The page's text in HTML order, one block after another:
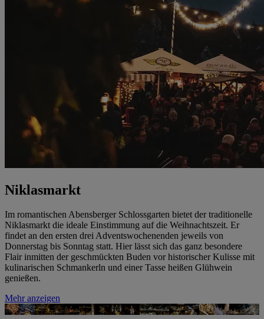
Niklasmarkt
Im romantischen Abensberger Schlossgarten bietet der traditionelle
Niklasmarkt die ideale Einstimmung auf die Weihnachtszeit. Er
findet an den ersten drei Adventswochenenden jeweils von
Donnerstag bis Sonntag statt. Hier lässt sich das ganz besondere
Flair inmitten der geschmückten Buden vor historischer Kulisse mit
kulinarischen Schmankerln und einer Tasse heißen Glühwein
genießen.
Mehr anzeigen